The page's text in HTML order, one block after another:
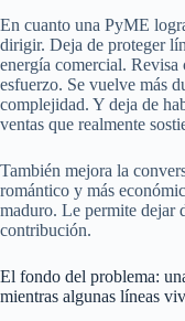
En cuanto una PyME
dirigir. Deja de proteger
energía comercial.
esfuerzo. Se vuelve más
complejidad. Y deja de
ventas que realmente
También mejora la
romántico y más
maduro. Le permite dejar
contribución.
El fondo del problema:
mientras algunas líneas